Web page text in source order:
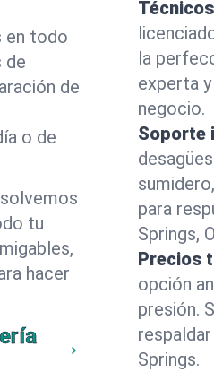
en todo
de
de
o de
tu
hacer
la
experta
negocio.
Soporte
para
Springs,
Precios
opción
presión.
Springs.